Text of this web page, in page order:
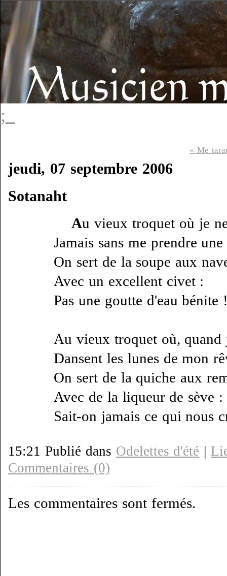
;_
« Me
jeudi, 07 septembre 2006
Sotanaht
Au vieux troquet où je
Jamais sans me prendre
On sert de la soupe aux
Avec un excellent civet :
Pas une goutte d'eau bénite
Au vieux troquet où, quand
Dansent les lunes de mon
On sert de la quiche aux
Avec de la liqueur de sève :
Sait-on jamais ce qui nous
15:21 Publié dans Odelettes d'été |
Commentaires (0)
Les commentaires sont fermés.